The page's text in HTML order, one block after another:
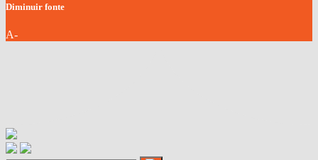
Diminuir fonte
A-